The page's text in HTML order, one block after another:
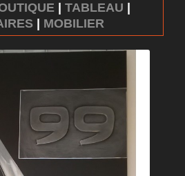
| TABLEAU
MOBILIER